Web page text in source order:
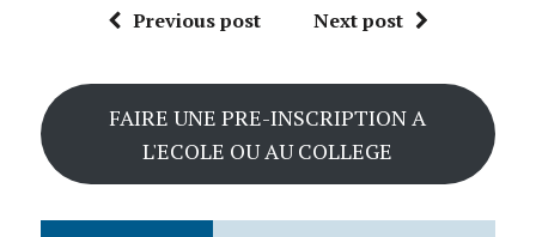
Previous post Next post
FAIRE UNE PRE-INSCRIPTION A
L'ECOLE OU AU COLLEGE